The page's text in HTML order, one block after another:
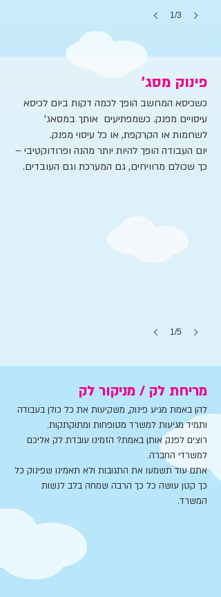
פינוק מסג׳
כשכיסא המחשב הופך לכמה דקות ביום לכיסא
עיסויים מפנק. כשמפתיעים אותך במסאג'
לשחמות או הקרקפת, או כל עיסוי מפנק.
יום העבודה הופך להיות יותר מהנה ופרודוקטיבי –
כך שכולם מרוויחים, גם המערכת וגם העובדים.
מסאג
1/5
1/3
מריחת לק / מניקור לק
להן באמת מגיע פינוק, משקיעות את כל כולן בעבודה
ותמיד מגיעות למשרד מטופחות ומתוקתקות.
רוצים לפנק אותן באמת? הזמינו עובדת לק אליכם
למשרדי החברה.
אתם עוד תשמעו את התגובות ולא תאמינו שפינוק כל
כך קטן עושה כל כך הרבה שמחה בלב לנשות
המשרד.